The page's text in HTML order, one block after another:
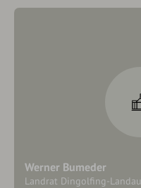
Werner Bumeder
Landrat Dingolfing-Landau